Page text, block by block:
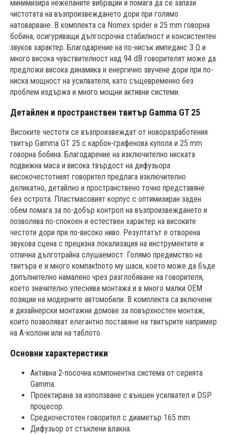
минимизира нежеланите вибрации и помага да се запази
чистотата на възпроизвеждането дори при голямо
натоварване. В комплектa са Nomex spider и 25 mm говорна
бобина, осигуряващи дългосрочна стабилност и консистентен
звуков характер. Благодарение на по-нисък импеданс 3 Ω и
много висока чувствителност над 94 dB говорителят може да
предложи висока динамика и енергично звучене дори при по-
ниска мощност на усилвателя, като същевременно без
проблем издържа и много мощни активни системи.
Детайлен и пространствен твитър Gamma GT 25
Високите честоти се възпроизвеждат от новоразработения
твитър Gamma GT 25 с карбон-графенова купола и 25 mm
говорна бобина. Благодарение на изключително ниската
подвижна маса и висока твърдост на дифузьора
високочестотният говорител предлага изключително
деликатно, детайлно и пространствено точно представяне
без острота. Пластмасовият корпус с оптимизиран заден
обем помага за по-добър контрол на възпроизвеждането и
позволява по-спокоен и естествен характер на високите
честоти дори при по-високо ниво. Резултатът е отворена
звукова сцена с прецизна локализация на инструментите и
отлична дълготрайна слушаемост. Голямо предимство на
твитъра е и много компакtnото му шаси, което може да бъде
допълнително намалено чрез разглобяване на говорителя,
което значително улеснява монтажа и в много малки OEM
позиции на модерните автомобили. В комплекта са включени
и дизайнерски монтажни домове за повърхностен монтаж,
които позволяват елегантно поставяне на твитърите например
на A-колони или на таблото.
Основни характеристики
Активна 2-посочна компонентна система от серията
Gamma.
Проектирана за използване с външен усилвател и DSP
процесор.
Средночестотен говорител с диаметър 165 mm.
Дифузьор от стъклени влакна.